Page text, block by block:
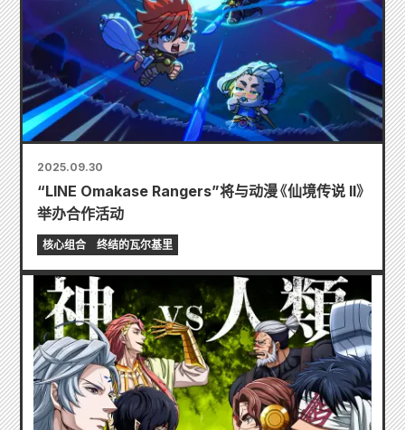
2025.09.30
“LINE Omakase Rangers”将与动漫《仙境传说 II》
举办合作活动
核心组合 终结的瓦尔基里